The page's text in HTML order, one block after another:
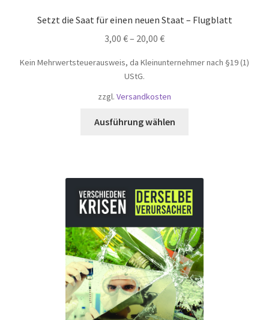
Setzt die Saat für einen neuen Staat – Flugblatt
3,00 €– 20,00 €
Kein Mehrwertsteuerausweis, da Kleinunternehmer nach §19 (1)
UStG.
zzgl. Versandkosten
Ausführung wählen
auf.
Die
Optionen
können
auf
der
Produktseite
gewählt
werden